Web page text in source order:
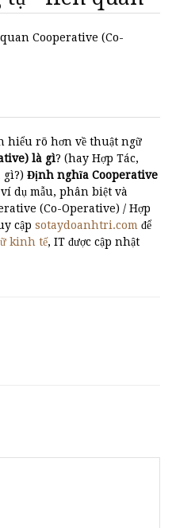
Cooperative (Co-
hiểu rõ hơn về thuật ngữ
là gì? (hay Hợp Tác,
gì?) Định nghĩa Cooperative
dụ mẫu, phân biệt và
(Co-Operative) / Hợp
cập sotaydoanhtri.com để
kinh tế, IT được cập nhật